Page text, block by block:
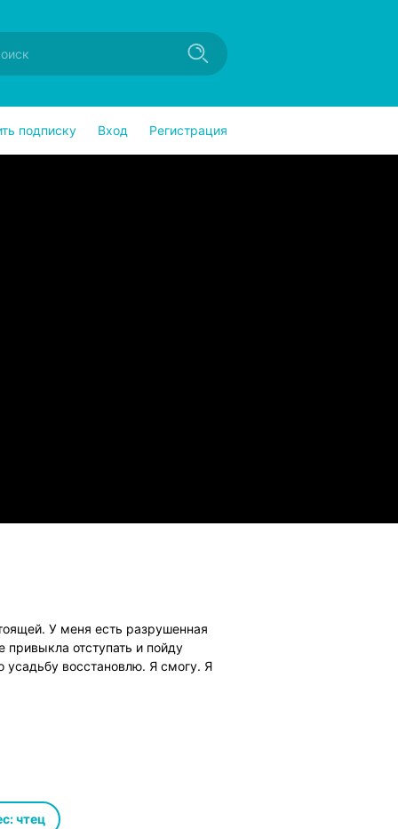
подписку Вход Регистрация
У меня есть разрушенная
отступать и пойду
усадьбу восстановлю. Я смогу. Я
чтец